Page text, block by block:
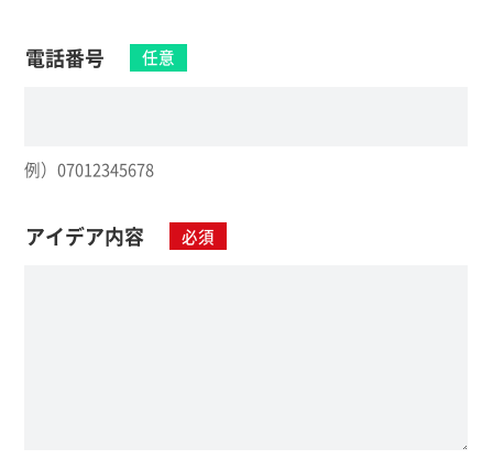
電話番号 任意
例）07012345678
アイデア内容 必須